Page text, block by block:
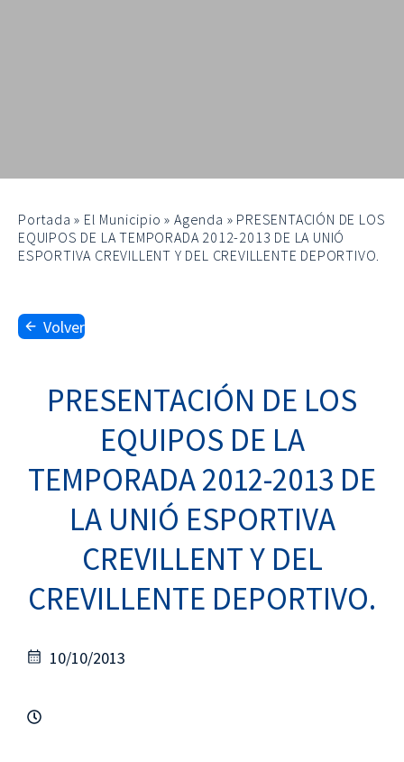
Portada » El Municipio »Agenda » PRESENTACIÓN DE LOS
EQUIPOS DE LA TEMPORADA 2012-2013 DE LA UNIÓ
ESPORTIVA CREVILLENT Y DEL CREVILLENTE DEPORTIVO.
Volver
PRESENTACIÓN DE LOS
EQUIPOS DE LA
TEMPORADA 2012-2013 DE
LA UNIÓ ESPORTIVA
CREVILLENT Y DEL
CREVILLENTE DEPORTIVO.
10/10/2013